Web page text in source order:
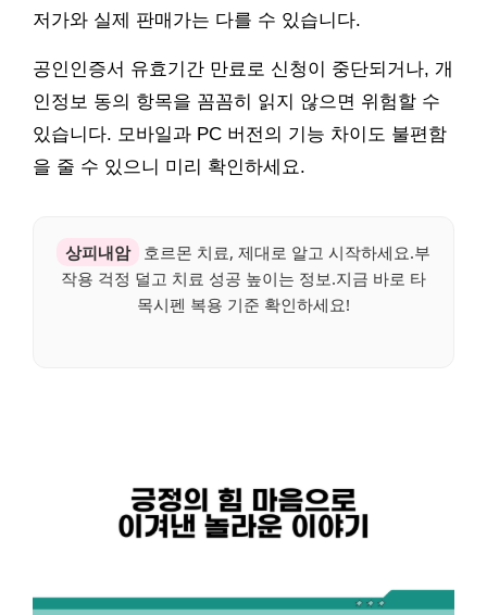
저가와 실제 판매가는 다를 수 있습니다.
공인인증서 유효기간 만료로 신청이 중단되거나, 개
인정보 동의 항목을 꼼꼼히 읽지 않으면 위험할 수
있습니다. 모바일과 PC 버전의 기능 차이도 불편함
을 줄 수 있으니 미리 확인하세요.
상피내암
호르몬 치료, 제대로 알고 시작하세요.부
작용 걱정 덜고 치료 성공 높이는 정보.지금 바로 타
목시펜 복용 기준 확인하세요!